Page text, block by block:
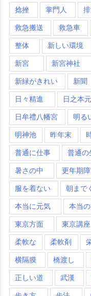
捻挫 掌門人
救急搬送 救急車
整体 新しい環境
新宮 新宮神社
新緑がきれい 新聞
日々精進 日之本
日牟禮八幡宮 明る
明神池 昨年末
普通に仕事 普通の
暑さの中 更年期
服を着ない 朝まで
本当に元気 本当
東京方面 東京講座
柔軟な 柔軟剤
横隔膜 橋渡し
正しい道 武漢